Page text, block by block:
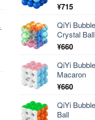
¥715
QiYi
Crystal Ball
¥660
QiYi
Macaron
¥660
QiYi
Ball